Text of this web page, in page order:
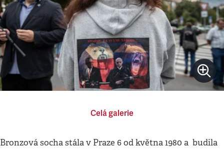
Celá galerie
Bronzová socha stála v Praze 6 od května 1980 a budila